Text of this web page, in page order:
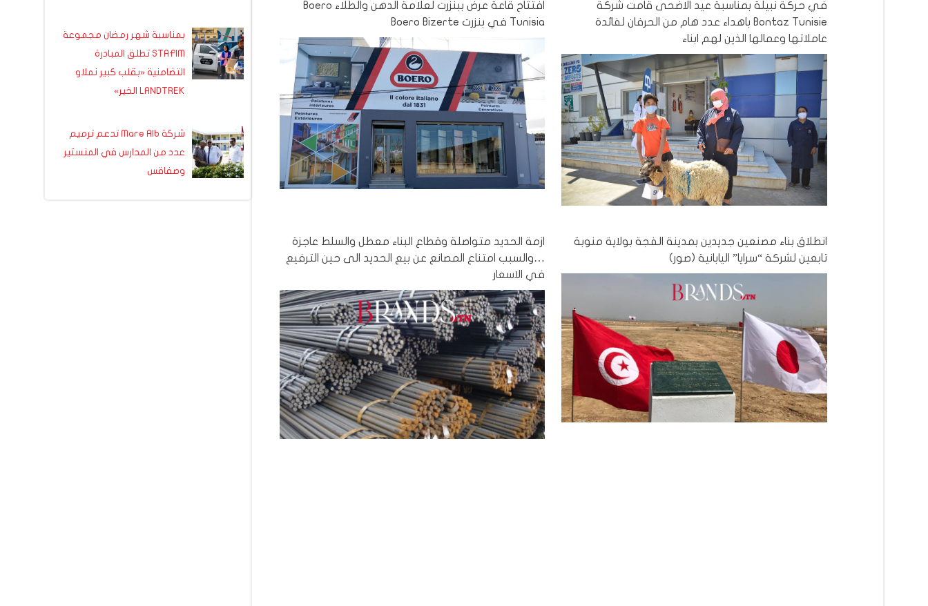
في حركة نبيلة بمناسبة عيد الاضحى قامت شركة
Bontaz Tunisie باهداء عدد هام من الحرفان لفائدة
عاملاتها وعمالها الذين لهم ابناء
افتتاح قاعة عرض ببنزرت لعلامة الدهن والطلاء Boero
Tunisia في بنزرت Boero Bizerte
انطلاق بناء مصنعين جديدين بمدينة الفجة بولاية منوبة
تابعين لشركة “سرايا” اليابانية (صور)
ازمة الحديد متواصلة وقطاع البناء معطل والسلط عاجزة
…والسبب امتناع المصانع عن بيع الحديد الى حين الترفيع
في الاسعار
بمناسبة شهر رمضان مجموعة
STAFIM تطلق المبادرة
التضامنية «بقلب كبير نملاو
LANDTREK الخير»
شركة Mare Alb تدعم ترميم
عدد من المدارس في المنستير
وصفاقس